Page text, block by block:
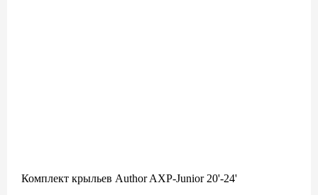
Комплект крыльев Author AXP-Junior 20'-24'